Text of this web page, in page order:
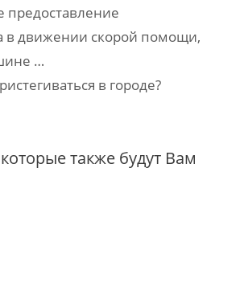
предоставление
в движении скорой помощи,
…
в городе?
также будут Вам